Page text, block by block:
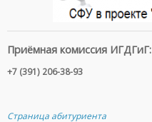
Приёмная комиссия ИГДГиГ:
+7 (391) 206-38-93
Страница абитуриента